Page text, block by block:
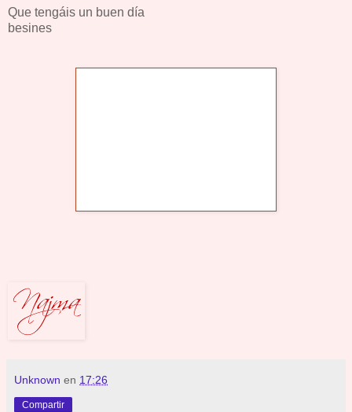
Que tengáis un buen día
besines
Unknown en 17:26
Compartir